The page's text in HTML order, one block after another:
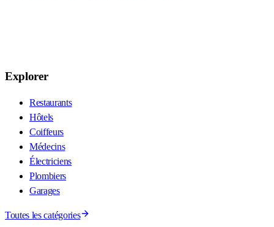
Explorer
Restaurants
Hôtels
Coiffeurs
Médecins
Électriciens
Plombiers
Garages
Toutes les catégories